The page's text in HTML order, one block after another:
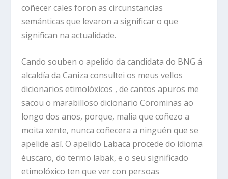
coñecer cales foron as circunstancias
semánticas que levaron a significar o que
significan na actualidade.
Cando souben o apelido da candidata do BNG á
alcaldía da Caniza consultei os meus vellos
dicionarios etimolóxicos , de cantos apuros me
sacou o marabilloso dicionario Corominas ao
longo dos anos, porque, malia que coñezo a
moita xente, nunca coñecera a ninguén que se
apelide así. O apelido Labaca procede do idioma
éuscaro, do termo labak, e o seu significado
etimolóxico ten que ver con persoas